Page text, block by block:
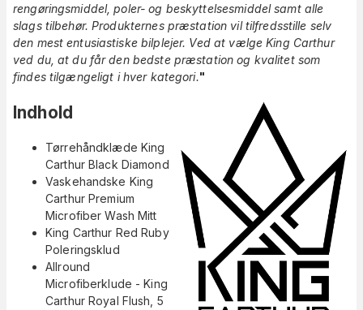
rengøringsmiddel, poler- og beskyttelsesmiddel samt alle
slags tilbehør. Produkternes præstation vil tilfredsstille selv
den mest entusiastiske bilplejer. Ved at vælge King Carthur
ved du, at du får den bedste præstation og kvalitet som
findes tilgængeligt i hver kategori."
Indhold
Tørrehåndklæde King
Carthur Black Diamond
Vaskehandske King
Carthur Premium
Microfiber Wash Mitt
King Carthur Red Ruby
Poleringsklud
Allround
Microfiberklude - King
Carthur Royal Flush, 5